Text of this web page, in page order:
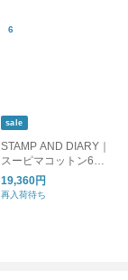
sale
STAMP AND DIARY｜
スーピマコットン60/2
ギャバ クリアカット
ウエストタックワイド
パンツ91cm丈【SALE
19,360円
再入荷待ち